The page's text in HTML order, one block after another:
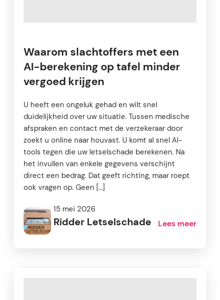
Waarom slachtoffers met een
AI-berekening op tafel minder
vergoed krijgen
U heeft een ongeluk gehad en wilt snel
duidelijkheid over uw situatie. Tussen medische
afspraken en contact met de verzekeraar door
zoekt u online naar houvast. U komt al snel AI-
tools tegen die uw letselschade berekenen. Na
het invullen van enkele gegevens verschijnt
direct een bedrag. Dat geeft richting, maar roept
ook vragen op. Geen […]
15 mei 2026
Ridder Letselschade Lees meer